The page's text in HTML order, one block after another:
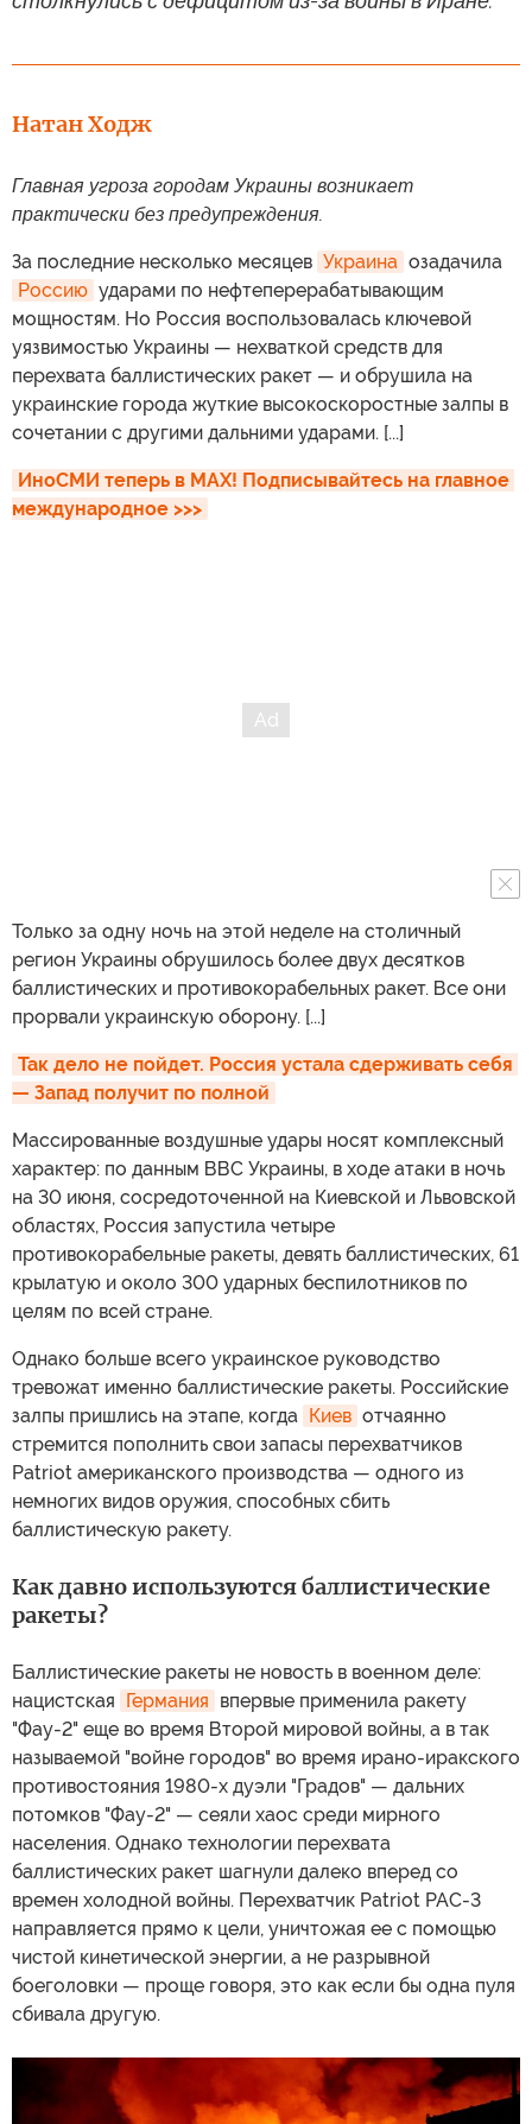
Натан Ходж
Главная угроза городам Украины возникает
практически без предупреждения.
За последние несколько месяцев Украина озадачила
Россию ударами по нефтеперерабатывающим
мощностям. Но Россия воспользовалась ключевой
уязвимостью Украины — нехваткой средств для
перехвата баллистических ракет — и обрушила на
украинские города жуткие высокоскоростные залпы в
сочетании с другими дальними ударами. [...]
ИноСМИ теперь в MAX! Подписывайтесь на главное
международное >>>
Только за одну ночь на этой неделе на столичный
регион Украины обрушилось более двух десятков
баллистических и противокорабельных ракет. Все они
прорвали украинскую оборону. [...]
Так дело не пойдет. Россия устала сдерживать себя
— Запад получит по полной
Массированные воздушные удары носят комплексный
характер: по данным ВВС Украины, в ходе атаки в ночь
на 30 июня, сосредоточенной на Киевской и Львовской
областях, Россия запустила четыре
противокорабельные ракеты, девять баллистических, 61
крылатую и около 300 ударных беспилотников по
целям по всей стране.
Однако больше всего украинское руководство
тревожат именно баллистические ракеты. Российские
залпы пришлись на этапе, когда Киев отчаянно
стремится пополнить свои запасы перехватчиков
Patriot американского производства — одного из
немногих видов оружия, способных сбить
баллистическую ракету.
Как давно используются баллистические
ракеты?
Баллистические ракеты не новость в военном деле:
нацистская Германия впервые применила ракету
"Фау-2" еще во время Второй мировой войны, а в так
называемой "войне городов" во время ирано-иракского
противостояния 1980-х дуэли "Градов" — дальних
потомков "Фау-2" — сеяли хаос среди мирного
населения. Однако технологии перехвата
баллистических ракет шагнули далеко вперед со
времен холодной войны. Перехватчик Patriot PAC-3
направляется прямо к цели, уничтожая ее с помощью
чистой кинетической энергии, а не разрывной
боеголовки — проще говоря, это как если бы одна пуля
сбивала другую.